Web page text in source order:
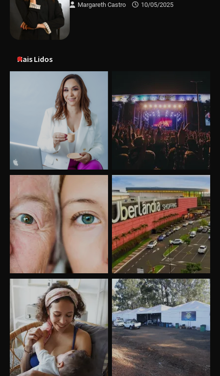
Margareth Castro 10/05/2025
Mais Lidos
Uberlândia recebe o projeto “Experiência Rio”
no dia 17 de junho